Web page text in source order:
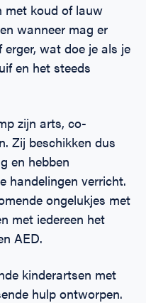
met koud of lauw
wanneer mag er
wat doe je als je
en het steeds
zijn arts, co-
Zij beschikken dus
en hebben
handelingen verricht.
ongelukjes met
met iedereen het
AED.
kinderartsen met
hulp ontworpen.